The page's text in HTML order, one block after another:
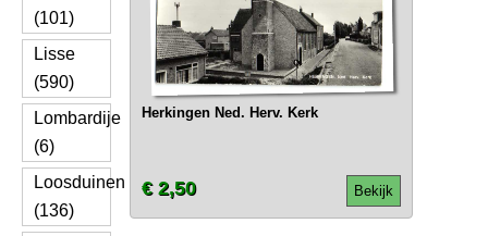
(101)
Lisse
(590)
Lombardije
(6)
Loosduinen
(136)
Herkingen Ned. Herv. Kerk
Bekijk
€ 2,50